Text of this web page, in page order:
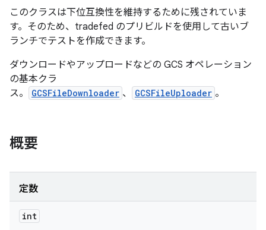
このクラスは下位互換性を維持するために残されていま
す。そのため、tradefed のプリビルドを使用して古いブ
ランチでテストを作成できます。
ダウンロードやアップロードなどの GCS オペレーション
の基本クラ
ス。
GCSFileDownloader 、 GCSFileUploader 。
概要
定数
int